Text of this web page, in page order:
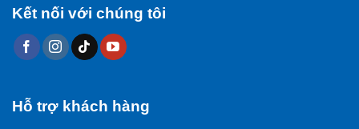
Kết nối với chúng tôi
Hỗ trợ khách hàng